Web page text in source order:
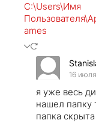
C:\Users\Имя
ames
16
я уже весь
нашел папку
папка скрыта